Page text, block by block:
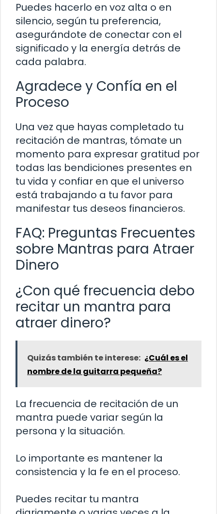
Puedes hacerlo en voz alta o en
silencio, según tu preferencia,
asegurándote de conectar con el
significado y la energía detrás de
cada palabra.
Agradece y Confía en el
Proceso
Una vez que hayas completado tu
recitación de mantras, tómate un
momento para expresar gratitud por
todas las bendiciones presentes en
tu vida y confiar en que el universo
está trabajando a tu favor para
manifestar tus deseos financieros.
FAQ: Preguntas Frecuentes
sobre Mantras para Atraer
Dinero
¿Con qué frecuencia debo
recitar un mantra para
atraer dinero?
Quizás también te interese: ¿Cuál es el
nombre de la guitarra pequeña?
La frecuencia de recitación de un
mantra puede variar según la
persona y la situación.
Lo importante es mantener la
consistencia y la fe en el proceso.
Puedes recitar tu mantra